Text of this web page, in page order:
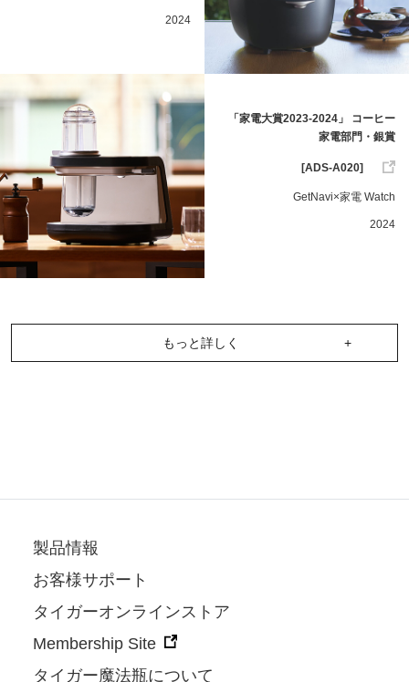
2024
「家電大賞2023-2024」 コーヒー
家電部門・銀賞
[ADS-A020]
GetNavi×家電 Watch
2024
もっと詳しく +
製品情報
お客様サポート
タイガーオンラインストア
Membership Site
タイガー魔法瓶について